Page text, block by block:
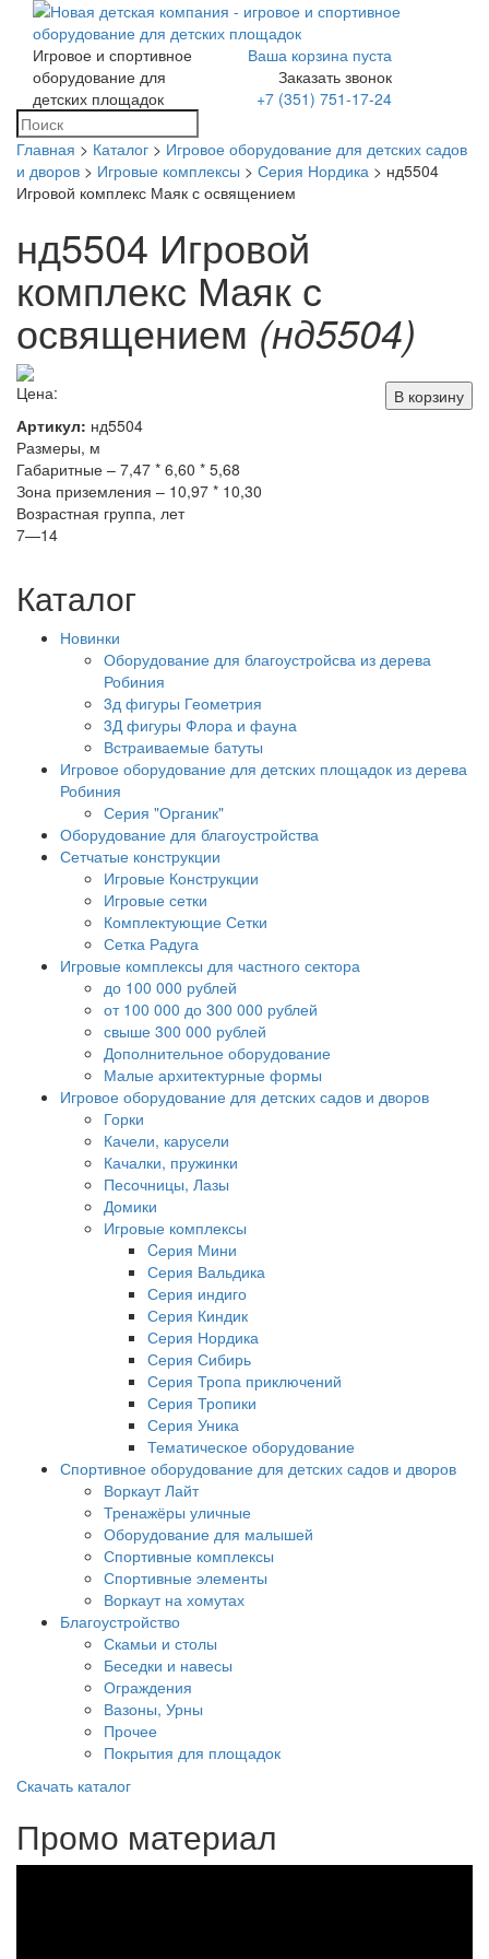
Игровое и спортивное
оборудование для
детских площадок
Ваша корзина пуста
Заказать звонок
+7 (351) 751-17-24
Главная > Каталог > Игровое оборудование для детских садов
и дворов > Игровые комплексы > Серия Нордика > нд5504
Игровой комплекс Маяк с освящением
нд5504 Игровой
комплекс Маяк с
освящением (нд5504)
Цена:
В корзину
Артикул: нд5504
Размеры, м
Габаритные – 7,47 * 6,60 * 5,68
Зона приземления – 10,97 * 10,30
Возрастная группа, лет
7—14
Каталог
Новинки
Оборудование для благоустройсва из дерева
Робиния
3д фигуры Геометрия
3Д фигуры Флора и фауна
Встраиваемые батуты
Игровое оборудование для детских площадок из дерева
Робиния
Серия "Органик"
Оборудование для благоустройства
Сетчатые конструкции
Игровые Конструкции
Игровые сетки
Комплектующие Сетки
Сетка Радуга
Игровые комплексы для частного сектора
до 100 000 рублей
от 100 000 до 300 000 рублей
свыше 300 000 рублей
Дополнительное оборудование
Малые архитектурные формы
Игровое оборудование для детских садов и дворов
Горки
Качели, карусели
Качалки, пружинки
Песочницы, Лазы
Домики
Игровые комплексы
Cерия Мини
Серия Вальдика
Серия индиго
Серия Киндик
Серия Нордика
Серия Сибирь
Серия Тропа приключений
Серия Тропики
Серия Уника
Тематическое оборудование
Спортивное оборудование для детских садов и дворов
Воркаут Лайт
Тренажёры уличные
Оборудование для малышей
Спортивные комплексы
Спортивные элементы
Воркаут на хомутах
Благоустройство
Скамьи и столы
Беседки и навесы
Ограждения
Вазоны, Урны
Прочее
Покрытия для площадок
Скачать каталог
Промо материал